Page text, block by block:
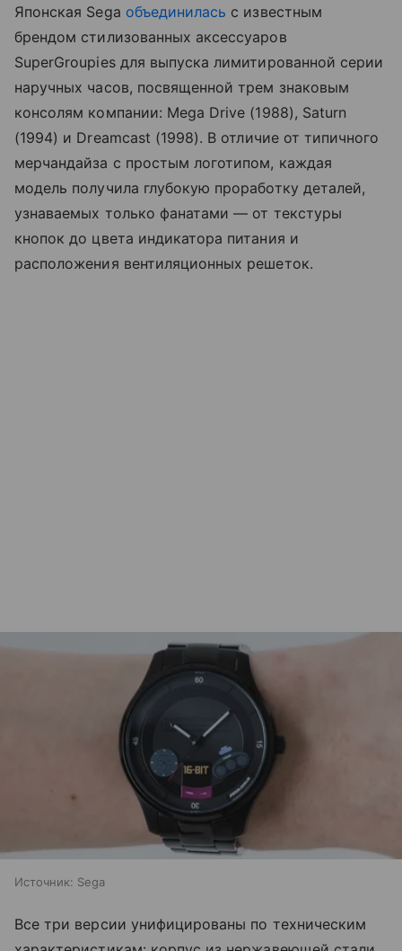
Японская Sega объединилась с известным
брендом стилизованных аксессуаров
SuperGroupies для выпуска лимитированной серии
наручных часов, посвященной трем знаковым
консолям компании: Mega Drive (1988), Saturn
(1994) и Dreamcast (1998). В отличие от типичного
мерчандайза с простым логотипом, каждая
модель получила глубокую проработку деталей,
узнаваемых только фанатами — от текстуры
кнопок до цвета индикатора питания и
расположения вентиляционных решеток.
Источник: Sega
Все три версии унифицированы по техническим